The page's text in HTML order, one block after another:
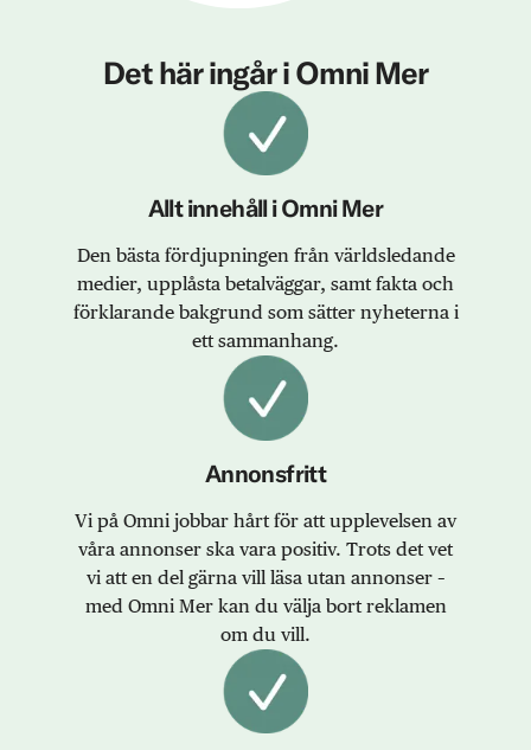
Det här ingår i Omni Mer
Allt innehåll i Omni Mer
Den bästa fördjupningen från världsledande
medier, upplåsta betalväggar, samt fakta och
förklarande bakgrund som sätter nyheterna i
ett sammanhang.
Annonsfritt
Vi på Omni jobbar hårt för att upplevelsen av
våra annonser ska vara positiv. Trots det vet
vi att en del gärna vill läsa utan annonser –
med Omni Mer kan du välja bort reklamen
om du vill.